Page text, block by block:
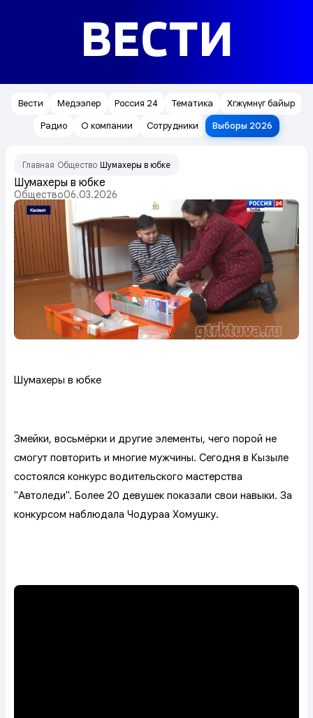
ВЕСТИ
Вести Медээлер Россия 24 Тематика
Хөгжүмнүг байыр
Радио
О компании Сотрудники Выборы 2026
Главная Общество Шумахеры в юбке
Шумахеры в юбке
Общество06.03.2026
Шумахеры в юбке
Змейки, восьмёрки и другие элементы, чего порой не
смогут повторить и многие мужчины. Сегодня в Кызыле
состоялся конкурс водительского мастерства
"Автоледи". Более 20 девушек показали свои навыки. За
конкурсом наблюдала Чодураа Хомушку.